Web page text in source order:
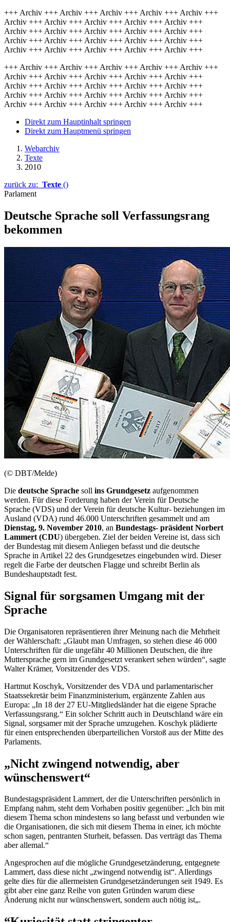
+++ Archiv +++ Archiv +++ Archiv +++ Archiv +++ Archiv +++
Archiv +++ Archiv +++ Archiv +++ Archiv +++ Archiv +++
Archiv +++ Archiv +++ Archiv +++ Archiv +++ Archiv +++
Archiv +++ Archiv +++ Archiv +++ Archiv +++ Archiv +++
Archiv +++ Archiv +++ Archiv +++ Archiv +++ Archiv +++
+++ Archiv +++ Archiv +++ Archiv +++ Archiv +++ Archiv +++
Archiv +++ Archiv +++ Archiv +++ Archiv +++ Archiv +++
Archiv +++ Archiv +++ Archiv +++ Archiv +++ Archiv +++
Archiv +++ Archiv +++ Archiv +++ Archiv +++ Archiv +++
Archiv +++ Archiv +++ Archiv +++ Archiv +++ Archiv +++
Direkt zum Hauptinhalt springen
Direkt zum Hauptmenü springen
Webarchiv
Texte
2010
zurück zu: Texte ()
Parlament
Deutsche Sprache soll Verfassungsrang
bekommen
(© DBT/Melde)
Die deutsche Sprache soll ins Grundgesetz aufgenommen
werden. Für diese Forderung haben der Verein für Deutsche
Sprache (VDS) und der Verein für deutsche Kultur- beziehungen im
Ausland (VDA) rund 46.000 Unterschriften gesammelt und am
Dienstag, 9. November 2010, an Bundestags- präsident Norbert
Lammert (CDU) übergeben. Ziel der beiden Vereine ist, dass sich
der Bundestag mit diesem Anliegen befasst und die deutsche
Sprache in Artikel 22 des Grundgesetzes eingebunden wird. Dieser
regelt die Farbe der deutschen Flagge und schreibt Berlin als
Bundeshauptstadt fest.
Signal für sorgsamen Umgang mit der
Sprache
Die Organisatoren repräsentieren ihrer Meinung nach die Mehrheit
der Wählerschaft: „Glaubt man Umfragen, so stehen diese 46 000
Unterschriften für die ungefähr 40 Millionen Deutschen, die ihre
Muttersprache gern im Grundgesetzt verankert sehen würden“, sagte
Walter Krämer, Vorsitzender des VDS.
Hartmut Koschyk, Vorsitzender des VDA und parlamentarischer
Staatssekretär beim Finanzministerium, ergänzente Zahlen aus
Europa: „In 18 der 27 EU-Mitgliedsländer hat die eigene Sprache
Verfassungsrang.“ Ein solcher Schritt auch in Deutschland wäre ein
Signal, sorgsamer mit der Sprache umzugehen. Koschyk plädierte
für einen entsprechenden überparteilichen Vorstoß aus der Mitte des
Parlaments.
„Nicht zwingend notwendig, aber
wünschenswert“
Bundestagspräsident Lammert, der die Unterschriften persönlich in
Empfang nahm, steht dem Vorhaben positiv gegenüber: „Ich bin mit
diesem Thema schon mindestens so lang befasst und verbunden wie
die Organisationen, die sich mit diesem Thema in einer, ich möchte
schon sagen, pentranten Sturheit, befassen. Das verträgt das Thema
aber allemal.“
Angesprochen auf die mögliche Grundgesetzänderung, entgegnete
Lammert, dass diese nicht „zwingend notwendig ist“. Allerdings
gelte dies für die allermeisten Grundgesetzänderungen seit 1949. Es
gibt aber eine ganz Reihe von guten Gründen warum diese
Änderung nicht nur wünschenswert, sondern auch nötig ist„.